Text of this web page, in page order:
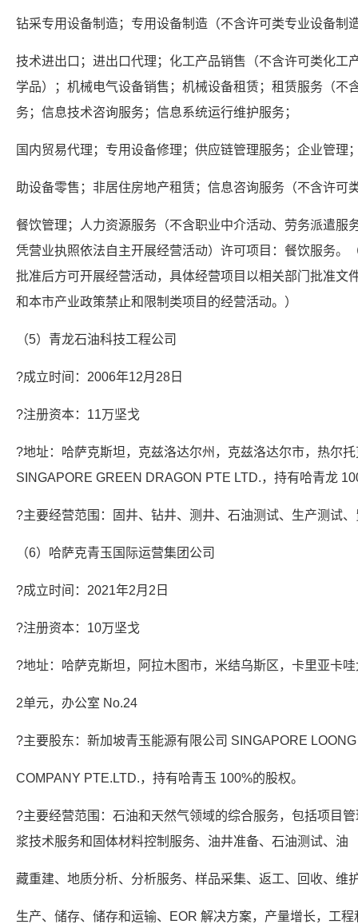
钻采专用设备制造；专用设备制造（不含许可类专业设备制
技术进出口；进出口代理；化工产品销售（不含许可类化工
学品）；机械电气设备销售；机械设备租赁；租赁服务（不
务；信息技术咨询服务；信息系统运行维护服务；
国内贸易代理；专用设备修理；供应链管理服务；企业管理
助设备零售；非居住房地产租赁；信息咨询服务（不含许可
餐饮管理；人力资源服务（不含职业中介活动、劳务派遣服
凭营业执照依法自主开展经营活动）许可项目：餐饮服务。
批准后方可开展经营活动，具体经营项目以相关部门批准文
和本市产业政策禁止和限制类项目的经营活动。）
（5）青龙石油科技工程公司
?成立时间：2006年12月28日
?注册资本：11万坚戈
?地址：哈萨克斯坦，克兹洛达尔州，克兹洛达尔市，热尔
SINGAPORE GREEN DRAGON PTE LTD.，持有哈青龙
?主要经营范围：固井、钻井、测井、石油测试、生产测试
（6）哈萨克青玉国际运营集团公司
?成立时间：2021年2月2日
?注册资本：10万坚戈
?地址：哈萨克斯坦，阿拉木图市，米结乌斯区，卡里亚卡
2单元，办公室 No.24
?主要股东：新加坡青玉能源有限公司 SINGAPORE
COMPANY PTE.LTD.，持有哈青玉 100%的股权。
?主要经营范围：石油和天然气领域的综合服务，包括项目
浆技术服务和固体材料控制服务、油井准备、石油测试、油
藏重建、地质分析、分析服务、样品采集、返工、回收、维
生产、储存、储存和运输、EOR 解决方案，产量增长，工